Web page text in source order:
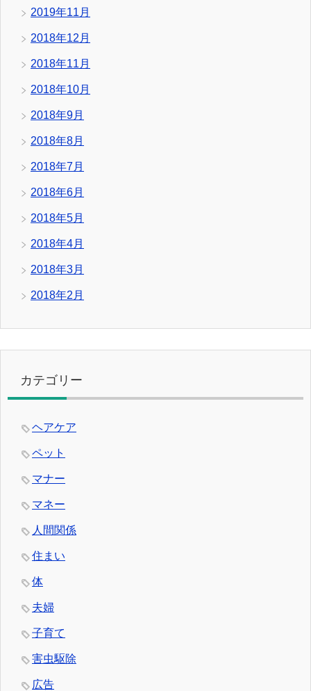
2019年11月
2018年12月
2018年11月
2018年10月
2018年9月
2018年8月
2018年7月
2018年6月
2018年5月
2018年4月
2018年3月
2018年2月
カテゴリー
ヘアケア
ペット
マナー
マネー
人間関係
住まい
体
夫婦
子育て
害虫駆除
広告